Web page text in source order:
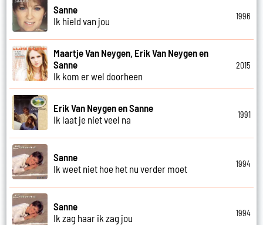
Sanne
Ik hield van jou
1996
Maartje Van Neygen, Erik Van Neygen en
Sanne
Ik kom er wel doorheen
2015
Erik Van Neygen en Sanne
Ik laat je niet veel na
1991
Sanne
Ik weet niet hoe het nu verder moet
1994
Sanne
Ik zag haar ik zag jou
1994